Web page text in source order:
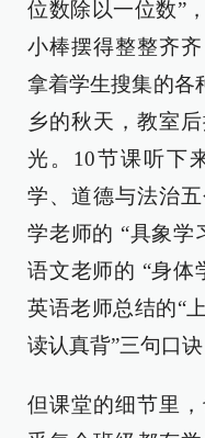
位数除以一位数”
小棒摆得整整齐
拿着学生搜集的各
乡的秋天，教室
光。10节课听下
学、道德与法治
学老师的 “具象学
语文老师的 “身体
英语老师总结的“
读认真背”三句口诀
但课堂的细节里